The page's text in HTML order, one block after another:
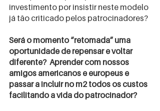
investimento por insistir neste modelo
já tão criticado pelos patrocinadores?
Será o momento “retomada” uma
oportunidade de repensar e voltar
diferente?  Aprender com nossos
amigos americanos e europeus e
passar a incluir no m2 todos os custos
facilitando a vida do patrocinador?